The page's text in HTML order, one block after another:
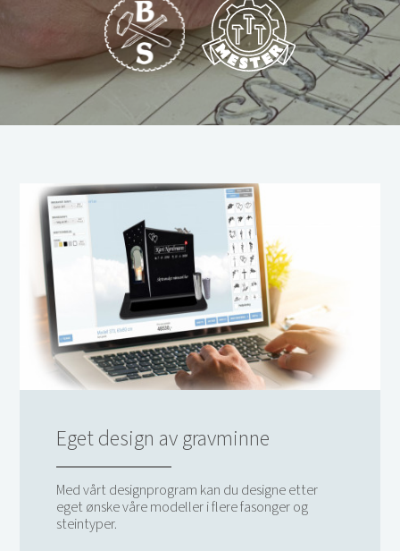
Eget design av gravminne
Med vårt designprogram kan du designe etter
eget ønske våre modeller i flere fasonger og
steintyper.